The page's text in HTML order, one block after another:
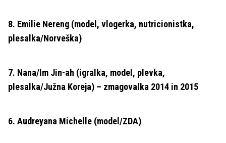
8. Emilie Nereng (model, vlogerka, nutricionistka,
plesalka/Norveška)
7. Nana/Im Jin-ah (igralka, model, plevka,
plesalka/Južna Koreja) – zmagovalka 2014 in 2015
6. Audreyana Michelle (model/ZDA)